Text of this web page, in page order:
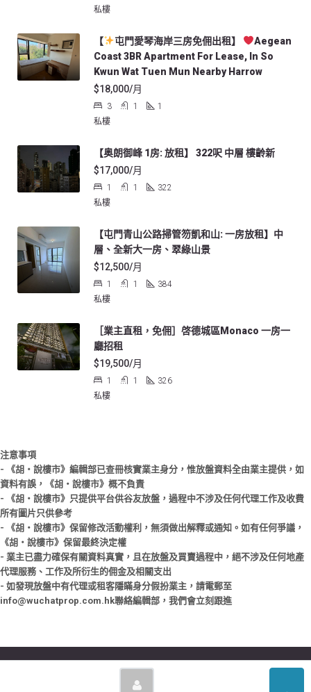
私樓
【 屯門愛琴海岸三房免佣出租】
Aegean
Coast 3BR Apartment For Lease, In So
Kwun Wat Tuen Mun Nearby Harrow
$18,000/月
3 1
1
私樓
【奥朗御峰 1房: 放租】 322呎 中層 樓齡新
$17,000/月
1 1
322
私樓
【屯門青山公路掃管笏凱和山: 一房放租】中
層、全新大一房、翠綠山景
$12,500/月
1 1
384
私樓
［業主直租，免佣］啓德城區Monaco 一房一
廳招租
$19,500/月
1 1
326
私樓
注意事項
- 《胡‧說樓市》編輯部已查冊核實業主身分，惟放盤資料全由業主提供，如
資料有誤，《胡‧說樓市》概不負責
- 《胡‧說樓市》只提供平台供谷友放盤，過程中不涉及任何代理工作及收費
所有圖片只供參考
- 《胡‧說樓市》保留修改活動權利，無須做出解釋或通知。如有任何爭議，
《胡‧說樓市》保留最終決定權
- 業主已盡力確保有關資料真實，且在放盤及買賣過程中，絕不涉及任何地產
代理服務、工作及所衍生的佣金及相關支出
- 如發現放盤中有代理或租客隱瞞身分假扮業主，請電郵至
info@wuchatprop.com.hk聯絡編輯部，我們會立刻跟進